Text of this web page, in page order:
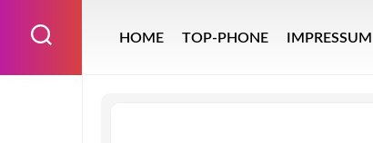
HOME TOP-PHONE IMPRESSUM